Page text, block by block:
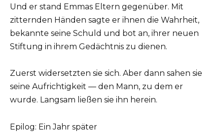
Und er stand Emmas Eltern gegenüber. Mit
zitternden Händen sagte er ihnen die Wahrheit,
bekannte seine Schuld und bot an, ihrer neuen
Stiftung in ihrem Gedächtnis zu dienen.
Zuerst widersetzten sie sich. Aber dann sahen sie
seine Aufrichtigkeit — den Mann, zu dem er
wurde. Langsam ließen sie ihn herein.
Epilog: Ein Jahr später